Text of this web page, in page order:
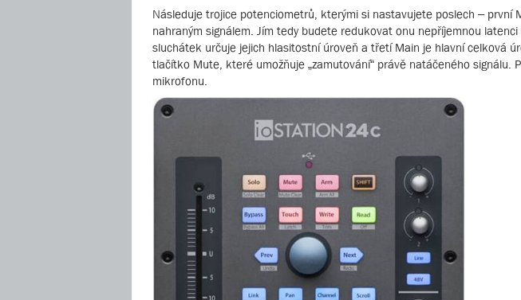
Následuje trojice potenciometrů, kterými si nastavujete poslech – první
nahraným signálem. Jím tedy budete redukovat onu nepříjemnou
sluchátek určuje jejich hlasitostní úroveň a třetí Main je hlavní celková
tlačítko Mute, které umožňuje „zamutování“ právě natáčeného signálu.
mikrofonu.